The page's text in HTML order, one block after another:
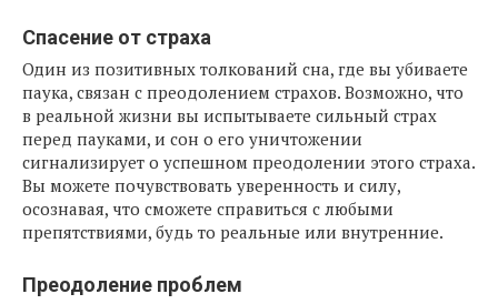
Спасение от страха
Один из позитивных толкований сна, где вы убиваете
паука, связан с преодолением страхов. Возможно, что
в реальной жизни вы испытываете сильный страх
перед пауками, и сон о его уничтожении
сигнализирует о успешном преодолении этого страха.
Вы можете почувствовать уверенность и силу,
осознавая, что сможете справиться с любыми
препятствиями, будь то реальные или внутренние.
Преодоление проблем